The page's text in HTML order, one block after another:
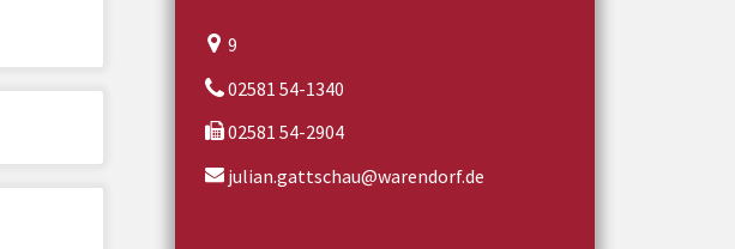
9
02581 54-1340
02581 54-2904
julian.gattschau@warendorf.de